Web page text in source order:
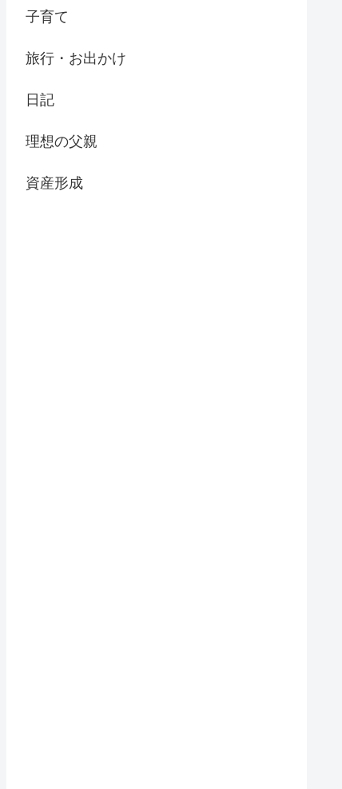
子育て
旅行・お出かけ
日記
理想の父親
資産形成